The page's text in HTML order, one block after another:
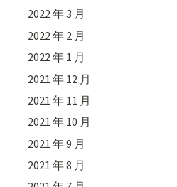
2022 年 3 月
2022 年 2 月
2022 年 1 月
2021 年 12 月
2021 年 11 月
2021 年 10 月
2021 年 9 月
2021 年 8 月